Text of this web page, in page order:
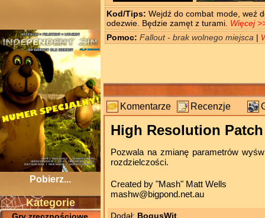
Pobierz...
Kategorie
Kod/Tips: Wejdź do combat mode, weź
odezwie. Będzie zamęt z turami. Więcej
Pomoc: Fallout - brak wolnego miejsca |
Komentarze Recenzje
High Resolution Patch
Pozwala na zmianę parametrów
rozdzielczości.
Created by "Mash" Matt Wells
mashw@bigpond.net.au
Dodał: BogusWit